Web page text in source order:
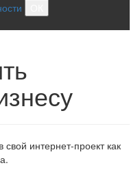
интернет-проект как